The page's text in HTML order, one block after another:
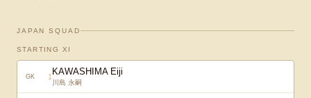
JAPAN SQUAD
STARTING XI
GK 1 KAWASHIMA Eiji
川島 永嗣